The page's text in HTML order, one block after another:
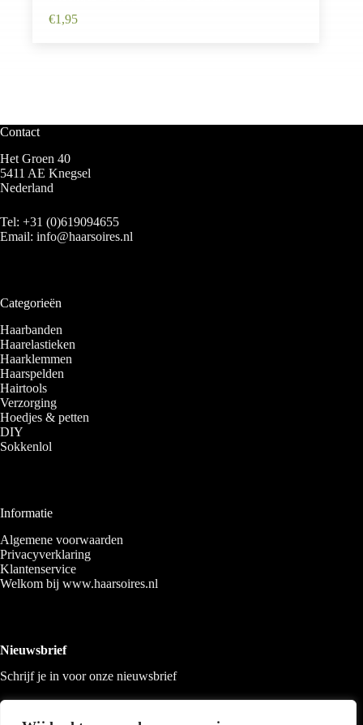
€1,95
Contact
Het Groen 40
5411 AE Knegsel
Nederland
Tel: +31 (0)619094655
Email: info@haarsoires.nl
Categorieën
Haarbanden
Haarelastieken
Haarklemmen
Haarspelden
Hairtools
Verzorging
Hoedjes & petten
DIY
Sokkenlol
Informatie
Algemene voorwaarden
Privacyverklaring
Klantenservice
Welkom bij www.haarsoires.nl
Nieuwsbrief
Schrijf je in voor onze nieuwsbrief